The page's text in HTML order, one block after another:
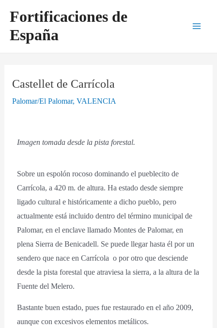
contenido
Fortificaciones de
España
Castellet de Carrícola
Palomar/El Palomar,VALENCIA
Imagen tomada desde la pista forestal.
Sobre un espolón rocoso dominando el pueblecito de
Carrícola, a 420 m. de altura. Ha estado desde siempre
ligado cultural e históricamente a dicho pueblo, pero
actualmente está incluido dentro del término municipal de
Palomar, en el enclave llamado Montes de Palomar, en
plena Sierra de Benicadell. Se puede llegar hasta él por un
sendero que nace en Carrícola o por otro que desciende
desde la pista forestal que atraviesa la sierra, a la altura de la
Fuente del Melero.
Bastante buen estado, pues fue restaurado en el año 2009,
aunque con excesivos elementos metálicos.
de
entradas